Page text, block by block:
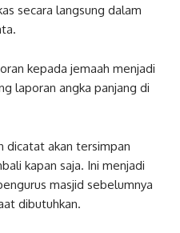
secara langsung dalam
kepada jemaah menjadi
laporan angka panjang di
dicatat akan tersimpan
kapan saja. Ini menjadi
masjid sebelumnya
dibutuhkan.